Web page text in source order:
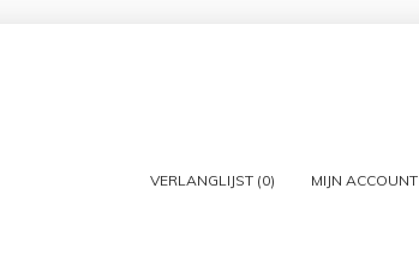
VERLANGLIJST (0) MIJN ACCOUNT